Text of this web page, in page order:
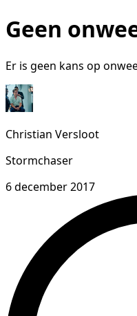
Geen
Er is geen kans op
Christian Versloot
Stormchaser
6 december 2017